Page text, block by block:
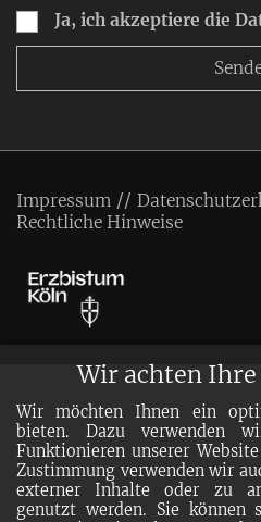
Wir achten
Wir möchten Ihnen ein
bieten. Dazu verwenden
Funktionieren unserer
Zustimmung verwenden wir
externer Inhalte oder zu
genutzt werden. Sie können
Ja, ich akzeptiere die
Impressum
Rechtliche Hinweise